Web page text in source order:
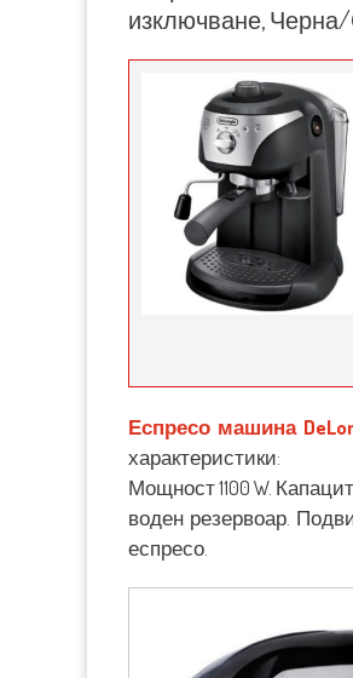
изключване,
Еспресо машина
характеристики:
Мощност 1100 W.
воден резервоар.
еспресо.